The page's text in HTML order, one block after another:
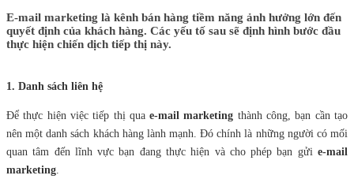
E-mail marketing là kênh bán hàng tiềm năng ảnh hưởng lớn đến
quyết định của khách hàng. Các yếu tố sau sẽ định hình bước đầu
thực hiện chiến dịch tiếp thị này.
1. Danh sách liên hệ
Để thực hiện việc tiếp thị quae-mail marketing thành công, bạn cần tạo
nên một danh sách khách hàng lành mạnh. Đó chính là những người có mối
quan tâm đến lĩnh vực bạn đang thực hiện và cho phép bạn gửie-mail
marketing.